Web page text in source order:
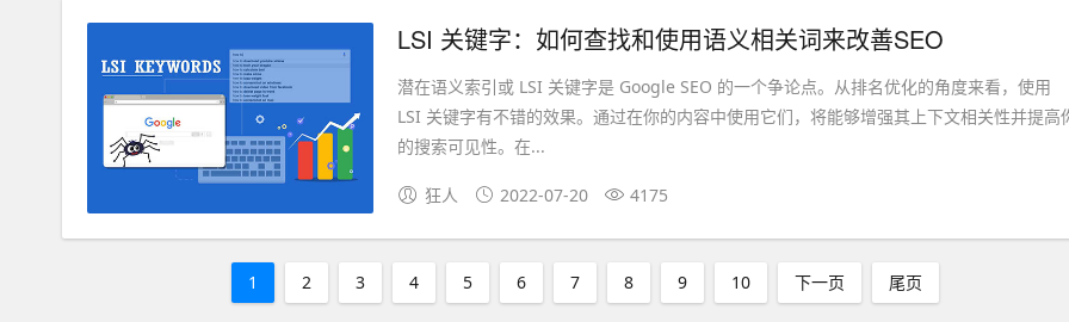
LSI 关键字：如何查找和使用语义相关词来改善SEO
潜在语义索引或 LSI 关键字是 Google SEO 的一个争论点。从排名优化的角度来看，使用
LSI 关键字有不错的效果。通过在你的内容中使用它们，将能够增强其上下文相关性并提高
的搜索可见性。在...
狂人 2022-07-20 4175
1 2 3 4 5 6 7 8 9 10 下一页 尾页